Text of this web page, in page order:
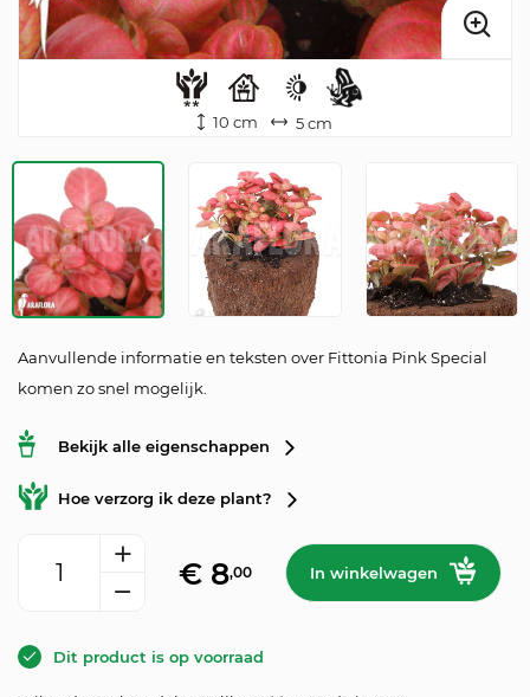
10 cm 5 cm
Aanvullende informatie en teksten over Fittonia Pink Special
komen zo snel mogelijk.
Bekijk alle eigenschappen
Hoe verzorg ik deze plant?
Fittonia Pink Special aantal
€ 8,00 In winkelwagen
Dit product is op voorraad